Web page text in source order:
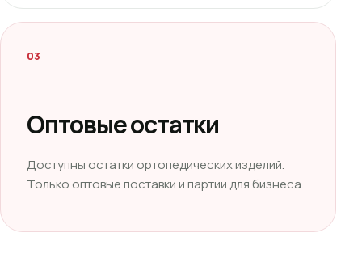
03
Оптовые остатки
Доступны остатки ортопедических изделий.
Только оптовые поставки и партии для бизнеса.